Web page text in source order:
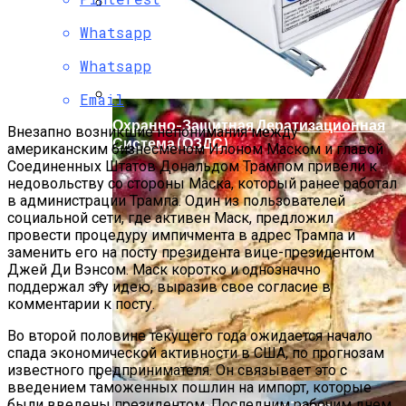
Как Правильно Выбрать Дом Для
Северной Стороны Участка
Мода Для Бизнес-Леди: Как Совмещать
Стиль И Предпринимательство
Охранно-Защитная Дератизационная
Система (ОЗДС)
Whatsapp
Whatsapp
Email
Внезапно возникшие непонимания между
американским бизнесменом Илоном Маском и главой
Соединенных Штатов Дональдом Трампом привели к
недовольству со стороны Маска, который ранее работал
в администрации Трампа. Один из пользователей
социальной сети, где активен Маск, предложил
провести процедуру импичмента в адрес Трампа и
заменить его на посту президента вице-президентом
Джей Ди Вэнсом. Маск коротко и однозначно
поддержал эту идею, выразив свое согласие в
комментарии к посту.
Во второй половине текущего года ожидается начало
спада экономической активности в США, по прогнозам
известного предпринимателя. Он связывает это с
введением таможенных пошлин на импорт, которые